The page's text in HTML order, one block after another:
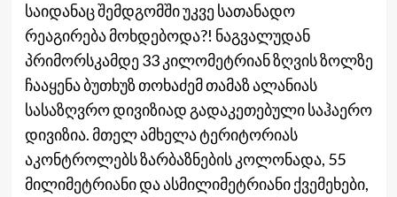
საიდანაც შემდგომში უკვე სათანადო
რეაგირება მოხდებოდა?! ნაგვალუდან
პრიმორსკამდე 33 კილომეტრიან ზღვის ზოლზე
ჩააყენა ბუთხუზ თოხაძემ თამაზ ალანიას
სასაზღვრო დივიზიად გადაკეთებული საჰაერო
დივიზია. მთელ ამხელა ტერიტორიას
აკონტროლებს ზარბაზნების კოლონადა, 55
მილიმეტრიანი და ასმილიმეტრიანი ქვემეხები,